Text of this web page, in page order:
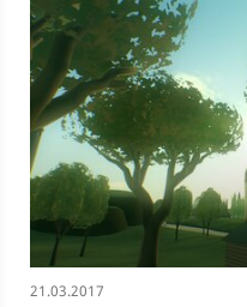
Was-ist-Video zu klären,
Spiel durchgeht und wo
liegen. Neben all dem
aber auch philosophisch.
der Objekte, sondern
Philosoph Allan Watts
Quatsch für eine ganz
gibt's Everything nur für
eine PC-Version soll am
21.03.2017